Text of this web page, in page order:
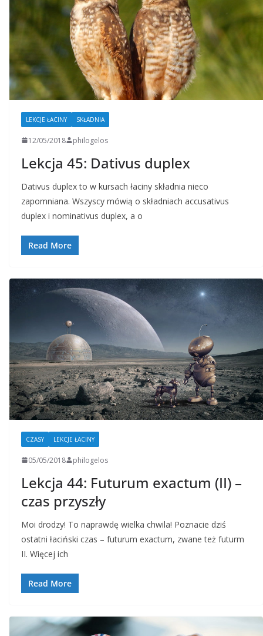
LEKCJE ŁACINY SKŁADNIA
12/05/2018 philogelos
Lekcja 45: Dativus duplex
Dativus duplex to w kursach łaciny składnia nieco
zapomniana. Wszyscy mówią o składniach accusativus
duplex i nominativus duplex, a o
Read More
CZASY LEKCJE ŁACINY
05/05/2018 philogelos
Lekcja 44: Futurum exactum (II) –
czas przyszły
Moi drodzy! To naprawdę wielka chwila! Poznacie dziś
ostatni łaciński czas – futurum exactum, zwane też futurm
II. Więcej ich
Read More